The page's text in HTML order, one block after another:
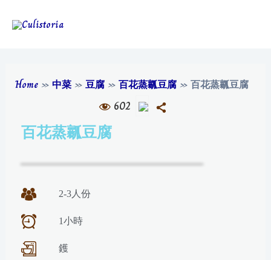
Home »中菜 »豆腐 »百花蒸瓤豆腐 »百花蒸瓤豆腐
602
百花蒸瓤豆腐
2-3人份
1小時
鑊